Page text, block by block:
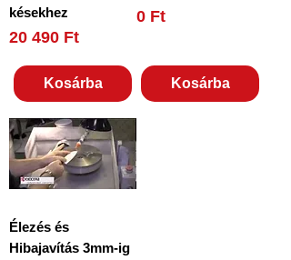
késekhez
Ár
20 490 Ft
Kosárba
Ár
0 Ft
Kosárba
Élezés és
Hibajavítás 3mm-ig